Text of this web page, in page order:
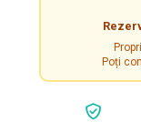
Poți